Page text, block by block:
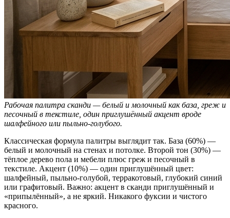
Рабочая палитра сканди — белый и молочный как база, греж и
песочный в текстиле, один приглушённый акцент вроде
шалфейного или пыльно-голубого.
Классическая формула палитры выглядит так. База (60%) —
белый и молочный на стенах и потолке. Второй тон (30%) —
тёплое дерево пола и мебели плюс греж и песочный в
текстиле. Акцент (10%) — один приглушённый цвет:
шалфейный, пыльно-голубой, терракотовый, глубокий синий
или графитовый. Важно: акцент в сканди приглушённый и
«припылённый», а не яркий. Никакого фуксии и чистого
красного.